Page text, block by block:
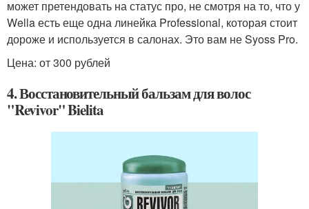
может претендовать на статус про, не смотря на то, что у
Wella есть еще одна линейка Professional, которая стоит
дороже и используется в салонах. Это вам не Syoss Pro.
Цена: от 300 рублей
4. Восстановительный бальзам для волос
"Revivor" Bielita